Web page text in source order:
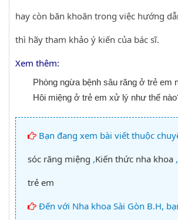
hay còn băn khoăn trong việc hướng
thì hãy tham khảo ý kiến của bác sĩ.
Xem thêm:
Phòng ngừa bệnh sâu răng ở trẻ em
Hôi miệng ở trẻ em xử lý như thế
Bạn đang xem bài viết thuộc
sóc răng miệng ,Kiến thức nha khoa ,
trẻ em
Đến với Nha khoa Sài Gòn B.H,